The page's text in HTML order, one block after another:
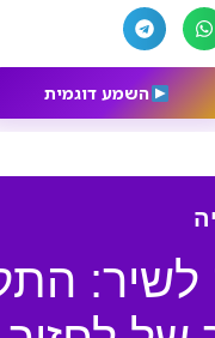
השמע דוגמית